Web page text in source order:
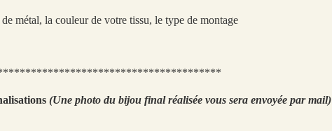
métal, la couleur de votre tissu, le type de montage
(Une photo du bijou final réalisée vous sera envoyée par mail)